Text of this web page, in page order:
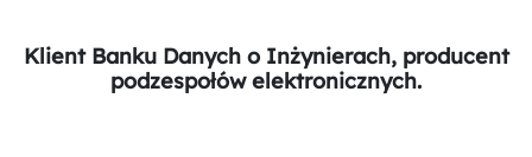
Klient Banku Danych o Inżynierach, producent
podzespołów elektronicznych.